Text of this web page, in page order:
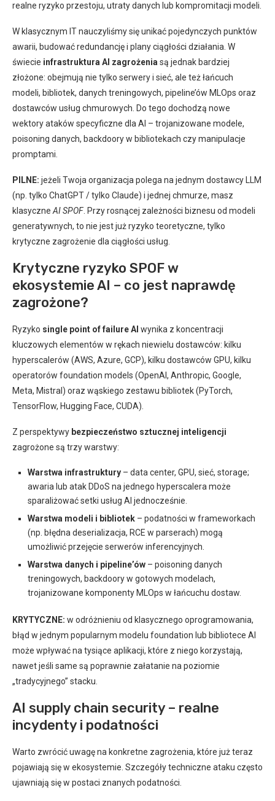
realne ryzyko przestoju, utraty danych lub kompromitacji modeli.
W klasycznym IT nauczyliśmy się unikać pojedynczych punktów
awarii, budować redundancję i plany ciągłości działania. W
świecie infrastruktura AI zagrożenia są jednak bardziej
złożone: obejmują nie tylko serwery i sieć, ale też łańcuch
modeli, bibliotek, danych treningowych, pipeline’ów MLOps oraz
dostawców usług chmurowych. Do tego dochodzą nowe
wektory ataków specyficzne dla AI – trojanizowane modele,
poisoning danych, backdoory w bibliotekach czy manipulacje
promptami.
PILNE: jeżeli Twoja organizacja polega na jednym dostawcy LLM
(np. tylko ChatGPT / tylko Claude) i jednej chmurze, masz
klasyczne AI SPOF . Przy rosnącej zależności biznesu od modeli
generatywnych, to nie jest już ryzyko teoretyczne, tylko
krytyczne zagrożenie dla ciągłości usług.
Krytyczne ryzyko SPOF w
ekosystemie AI – co jest naprawdę
zagrożone?
Ryzyko single point of failure AI wynika z koncentracji
kluczowych elementów w rękach niewielu dostawców: kilku
hyperscalerów (AWS, Azure, GCP), kilku dostawców GPU, kilku
operatorów foundation models (OpenAI, Anthropic, Google,
Meta, Mistral) oraz wąskiego zestawu bibliotek (PyTorch,
TensorFlow, Hugging Face, CUDA).
Z perspektywy bezpieczeństwo sztucznej inteligencji
zagrożone są trzy warstwy:
Warstwa infrastruktury – data center, GPU, sieć, storage;
awaria lub atak DDoS na jednego hyperscalera może
sparaliżować setki usług AI jednocześnie.
Warstwa modeli i bibliotek – podatności w frameworkach
(np. błędna deserializacja, RCE w parserach) mogą
umożliwić przejęcie serwerów inferencyjnych.
Warstwa danych i pipeline’ów – poisoning danych
treningowych, backdoory w gotowych modelach,
trojanizowane komponenty MLOps w łańcuchu dostaw.
KRYTYCZNE: w odróżnieniu od klasycznego oprogramowania,
błąd w jednym popularnym modelu foundation lub bibliotece AI
może wpływać na tysiące aplikacji, które z niego korzystają,
nawet jeśli same są poprawnie załatanie na poziomie
„tradycyjnego” stacku.
AI supply chain security – realne
incydenty i podatności
Warto zwrócić uwagę na konkretne zagrożenia, które już teraz
pojawiają się w ekosystemie. Szczegóły techniczne ataku często
ujawniają się w postaci znanych podatności.